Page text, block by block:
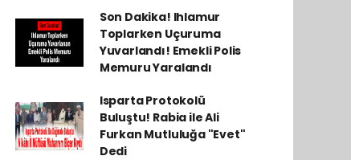
Son Dakika! Ihlamur
Toplarken Uçuruma
Yuvarlandı! Emekli Polis
Memuru Yaralandı
Isparta Protokolü
Buluştu! Rabia ile Ali
Furkan Mutluluğa "Evet"
Dedi